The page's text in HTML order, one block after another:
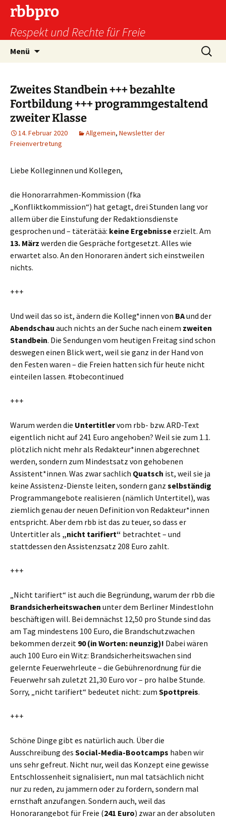
Zum
Inhalt
springen
rbbpro
Respekt und Rechte für Freie
Menü
Suchen
nach:
Zweites Standbein +++ bezahlte
Fortbildung +++ programmgestaltend
zweiter Klasse
14. Februar 2020 Allgemein, Newsletter der
Freienvertretung
Liebe Kolleginnen und Kollegen,
die Honorarrahmen-Kommission (fka
„Konfliktkommission“) hat getagt, drei Stunden lang vor
allem über die Einstufung der Redaktionsdienste
gesprochen und – täterätää: keine Ergebnisseerzielt. Am
13. März werden die Gespräche fortgesetzt. Alles wie
erwartet also. An den Honoraren ändert sich einstweilen
nichts.
+++
Und weil das so ist, ändern die Kolleg*innen von BAund der
Abendschau auch nichts an der Suche nach einem zweiten
Standbein. Die Sendungen vom heutigen Freitag sind schon
deswegen einen Blick wert, weil sie ganz in der Hand von
den Festen waren – die Freien hatten sich für heute nicht
einteilen lassen. #tobecontinued
+++
Warum werden die Untertitlervom rbb- bzw. ARD-Text
eigentlich nicht auf 241 Euro angehoben? Weil sie zum 1.1.
plötzlich nicht mehr als Redakteur*innen abgerechnet
werden, sondern zum Mindestsatz von gehobenen
Assistent*innen. Was zwar sachlich Quatsch ist, weil sie ja
keine Assistenz-Dienste leiten, sondern ganz selbständig
Programmangebote realisieren (nämlich Untertitel), was
ziemlich genau der neuen Definition von Redakteur*innen
entspricht. Aber dem rbb ist das zu teuer, so dass er
Untertitler als „nicht tarifiert“ betrachtet – und
stattdessen den Assistenzsatz 208 Euro zahlt.
+++
„Nicht tarifiert“ ist auch die Begründung, warum der rbb die
Brandsicherheitswachen unter dem Berliner Mindestlohn
beschäftigen will. Bei demnächst 12,50 pro Stunde sind das
am Tag mindestens 100 Euro, die Brandschutzwachen
bekommen derzeit 90 (in Worten: neunzig)! Dabei wären
auch 100 Euro ein Witz: Brandsicherheitswachen sind
gelernte Feuerwehrleute – die Gebührenordnung für die
Feuerwehr sah zuletzt 21,30 Euro vor – pro halbe Stunde.
Sorry, „nicht tarifiert“ bedeutet nicht: zum Spottpreis.
+++
Schöne Dinge gibt es natürlich auch. Über die
Ausschreibung des Social-Media-Bootcamps haben wir
uns sehr gefreut. Nicht nur, weil das Konzept eine gewisse
Entschlossenheit signalisiert, nun mal tatsächlich nicht
nur zu reden, zu jammern oder zu fordern, sondern mal
ernsthaft anzufangen. Sondern auch, weil das
Honorarangebot für Freie (241 Euro) zwar an der absoluten